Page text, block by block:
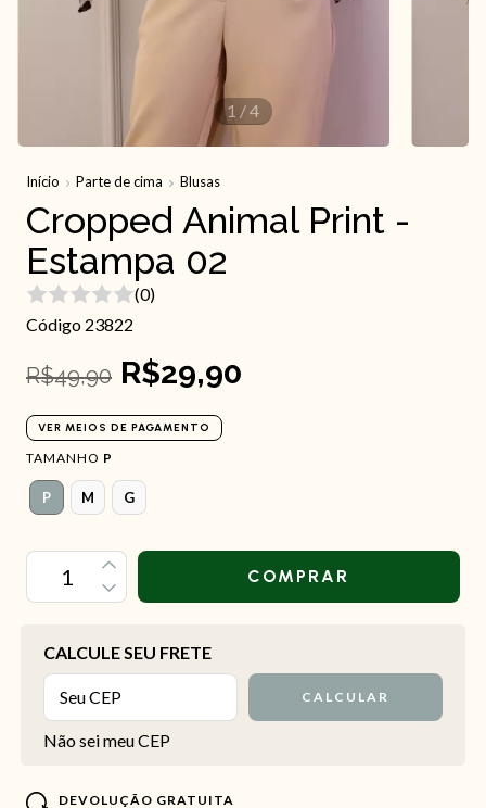
1 /4
Início Parte de cima Blusas
Cropped Animal Print -
Estampa 02
(0)
Código 23822
R$49,90 R$29,90
VER MEIOS DE PAGAMENTO
TAMANHO P
P M G
OPÇÕES DE FRETE
CALCULE SEU FRETE
CALCULAR
Não sei meu CEP
DEVOLUÇÃO GRATUITA